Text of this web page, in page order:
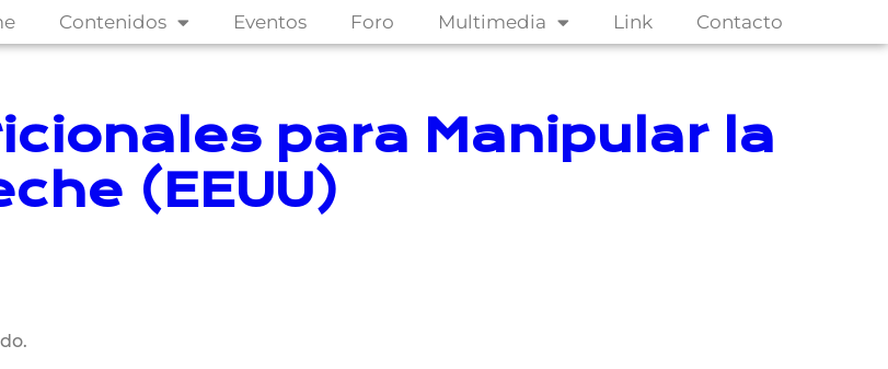
Contenidos Eventos Foro Multimedia Link Contacto
para Manipular la
(EEUU)